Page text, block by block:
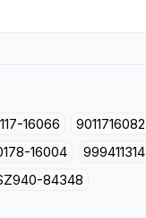
16066 9011716082
16004 999411314
84348